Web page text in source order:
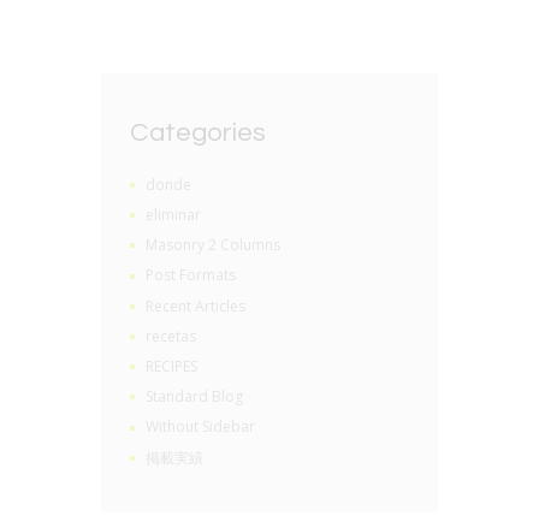
Categories
donde
eliminar
Masonry 2 Columns
Post Formats
Recent Articles
recetas
RECIPES
Standard Blog
Without Sidebar
掲載実績